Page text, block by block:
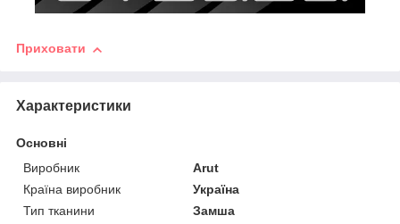
Приховати
Характеристики
Основні
Виробник
Arut
Країна виробник
Україна
Тип тканини
Замша